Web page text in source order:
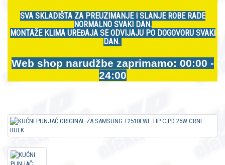
SVA SKLADIŠTA ZA PREUZIMANJE I SLANJE ROBE RADE
NORMALNO SVAKI DAN.
MONTAŽE KLIMA UREĐAJA SE ODVIJAJU PO DOGOVORU SVAKI
DAN.
Web shop narudžbe zaprimamo: 00:00 -
24:00